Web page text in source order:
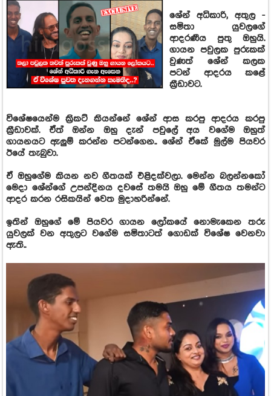
ශේන් අධිකාරි, අතුල -
සමිතා යුවලගේ
ආදරණීය පුතු ඔහුයි.
ගායන පවුලක පුරුකක්
වුණත් ශේන් කලක
පටන් ආදරය කළේ
ක්‍රීඩාවට.
විශේෂයෙන්ම ක්‍රිකට් කියන්නේ ශේන් ආස කරපු ආදරය කරපු
ක්‍රීඩාවක්. ඒත් ඔන්න ඔහු දැන් පවුලේ අය වගේම ඔහුත්
ගායනයට ඇලුම් කරන්න පටන්ගෙන.. ශේන් ඒකේ මුල්ම පියවර
ඊයේ තැබුවා.
ඒ ඔහුගේම කියන නව ගීතයක් එළිදක්වලා. මෙන්න බලන්නකෝ
මෙදා ශේන්ගේ උපන්දිනය දවසේ තමයි ඔහු මේ ගීතය තමන්ට
ආදර කරන රසිකයින් වෙත මුදාහරින්නේ.
ඉතින් ඔහුගේ මේ පියවර ගායන ලෝකයේ නොමැකෙන තරු
යුවලක් වන අතුලට වගේම සමිතාටත් ගොඩක් විශේෂ වෙනවා
ඇති..